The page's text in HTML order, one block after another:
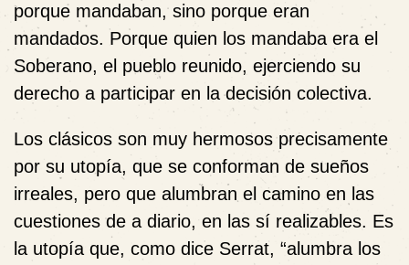
porque mandaban, sino porque eran
mandados. Porque quien los mandaba era el
Soberano, el pueblo reunido, ejerciendo su
derecho a participar en la decisión colectiva.
Los clásicos son muy hermosos precisamente
por su utopía, que se conforman de sueños
irreales, pero que alumbran el camino en las
cuestiones de a diario, en las sí realizables. Es
la utopía que, como dice Serrat, “alumbra los